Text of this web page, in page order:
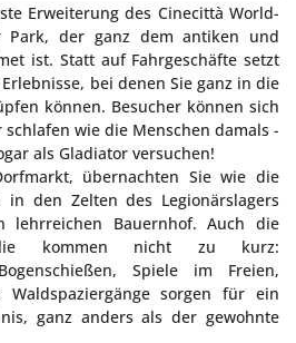
Erweiterung des Cinecittà World-
Park, der ganz dem antiken und
ist. Statt auf Fahrgeschäfte setzt
bei denen Sie ganz in die
können. Besucher können sich
wie die Menschen damals -
als Gladiator versuchen!
übernachten Sie wie die
in den Zelten des Legionärslagers
lehrreichen Bauernhof. Auch die
kommen nicht zu kurz:
Spiele im Freien,
Waldspaziergänge sorgen für ein
ganz anders als der gewohnte